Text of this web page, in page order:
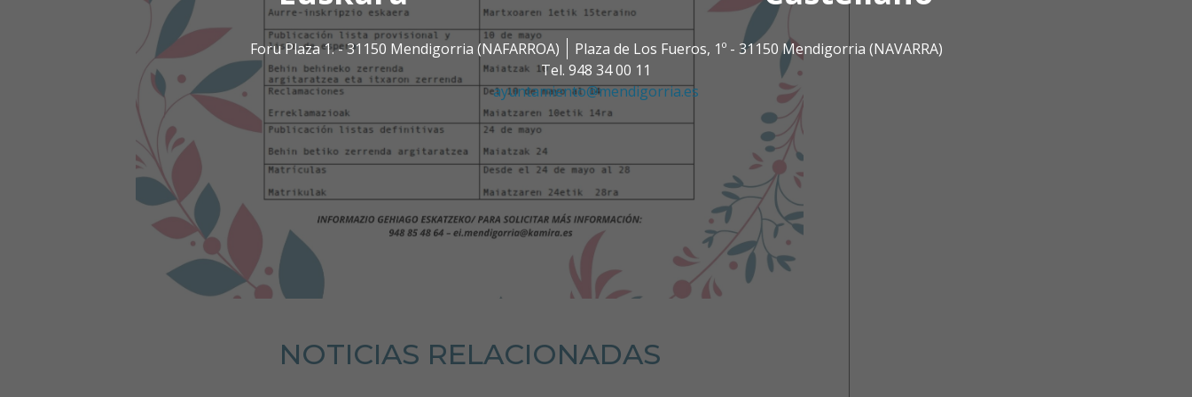
Foru Plaza 1. - 31150 Mendigorria (NAFARROA)
Plaza de Los Fueros, 1º - 31150 Mendigorria (NAVARRA)
Tel. 948 34 00 11
ayuntamiento@mendigorria.es
NOTICIAS RELACIONADAS